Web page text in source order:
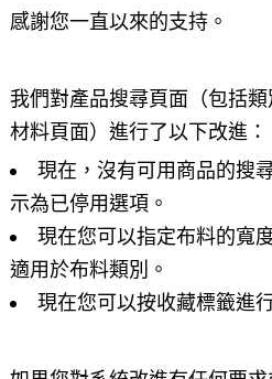
感謝您一直以來的支持。
我們對產品搜尋頁面（包括
材料頁面）進行了以下改進：
現在，沒有可用商品的搜
示為已停用選項。
現在您可以指定布料的寬
適用於布料類別。
現在您可以按收藏標籤進